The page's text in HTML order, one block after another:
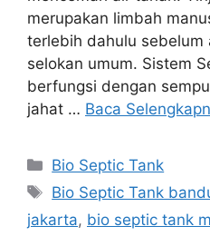
merupakan limbah
terlebih dahulu sebelum
selokan umum. Sistem
berfungsi dengan
jahat … Baca
Kategori
Bio Septic Tank
Tag
Bio Septic Tank
jakarta, bio septic tank